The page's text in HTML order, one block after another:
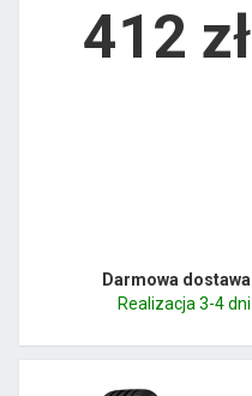
412 zł
Darmowa dostawa
Realizacja 3-4 dni